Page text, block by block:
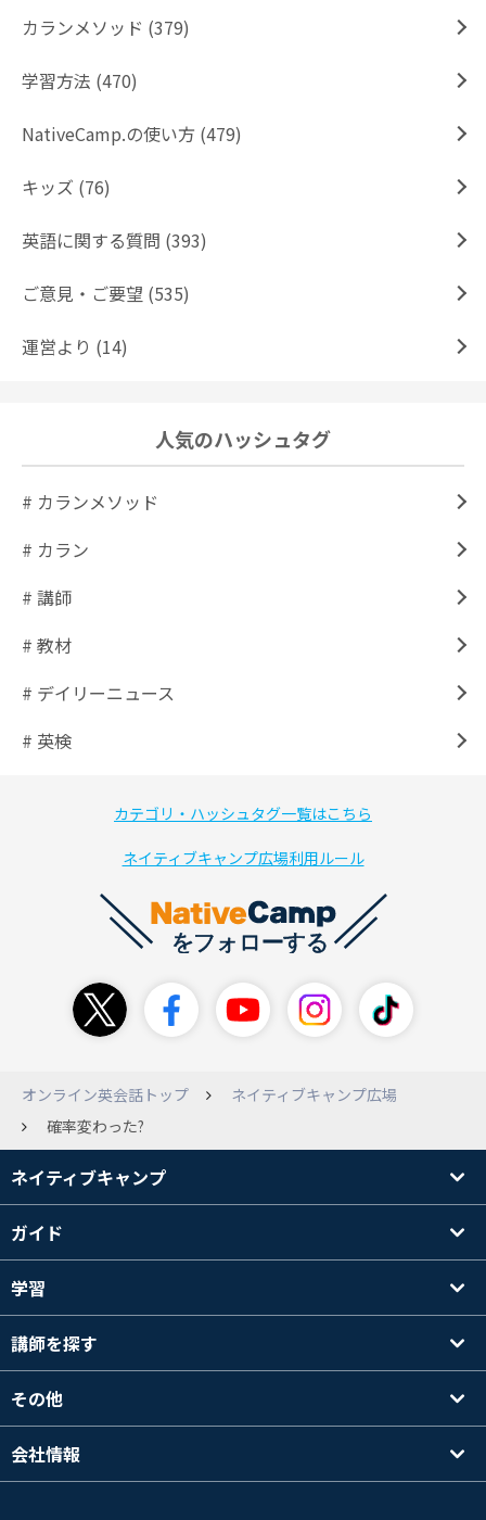
カランメソッド (379)
学習方法 (470)
NativeCamp.の使い方 (479)
キッズ (76)
英語に関する質問 (393)
ご意見・ご要望 (535)
運営より (14)
人気のハッシュタグ
# カランメソッド
# カラン
# 講師
# 教材
# デイリーニュース
# 英検
カテゴリ・ハッシュタグ一覧はこちら
ネイティブキャンプ広場利用ルール
オンライン英会話トップ
ネイティブキャンプ広場
確率変わった?
ネイティブキャンプ
ガイド
学習
講師を探す
その他
会社情報